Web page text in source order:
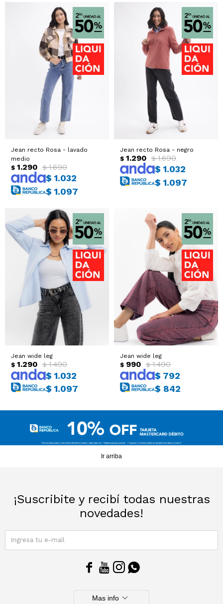
Jean recto Rosa - lavado
medio
$ 1.290 $ 1.690
$ 1.032
$ 1.097
Jean recto Rosa - negro
$ 1.290 $ 1.690
$ 1.032
$ 1.097
Jean wide leg
$ 1.290 $ 1.490
$ 1.032
$ 1.097
Jean wide leg
$ 990 $ 1.490
$ 792
$ 842
Ir arriba
¡Suscribite y recibí todas nuestras
novedades!
   
Mas info expand_more